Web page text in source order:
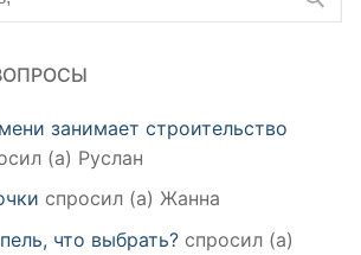
занимает строительство
(а) Руслан
спросил (а) Жанна
что выбрать? спросил (а)